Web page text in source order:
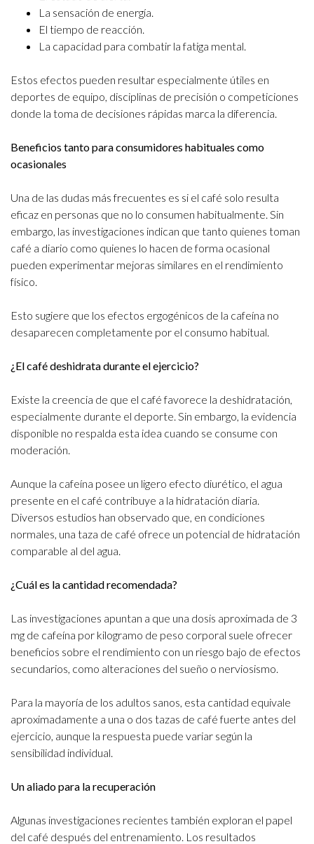
La sensación de energía.
El tiempo de reacción.
La capacidad para combatir la fatiga mental.
Estos efectos pueden resultar especialmente útiles en
deportes de equipo, disciplinas de precisión o competiciones
donde la toma de decisiones rápidas marca la diferencia.
Beneficios tanto para consumidores habituales como
ocasionales
Una de las dudas más frecuentes es si el café solo resulta
eficaz en personas que no lo consumen habitualmente. Sin
embargo, las investigaciones indican que tanto quienes toman
café a diario como quienes lo hacen de forma ocasional
pueden experimentar mejoras similares en el rendimiento
físico.
Esto sugiere que los efectos ergogénicos de la cafeína no
desaparecen completamente por el consumo habitual.
¿El café deshidrata durante el ejercicio?
Existe la creencia de que el café favorece la deshidratación,
especialmente durante el deporte. Sin embargo, la evidencia
disponible no respalda esta idea cuando se consume con
moderación.
Aunque la cafeína posee un ligero efecto diurético, el agua
presente en el café contribuye a la hidratación diaria.
Diversos estudios han observado que, en condiciones
normales, una taza de café ofrece un potencial de hidratación
comparable al del agua.
¿Cuál es la cantidad recomendada?
Las investigaciones apuntan a que una dosis aproximada de 3
mg de cafeína por kilogramo de peso corporal suele ofrecer
beneficios sobre el rendimiento con un riesgo bajo de efectos
secundarios, como alteraciones del sueño o nerviosismo.
Para la mayoría de los adultos sanos, esta cantidad equivale
aproximadamente a una o dos tazas de café fuerte antes del
ejercicio, aunque la respuesta puede variar según la
sensibilidad individual.
Un aliado para la recuperación
Algunas investigaciones recientes también exploran el papel
del café después del entrenamiento. Los resultados